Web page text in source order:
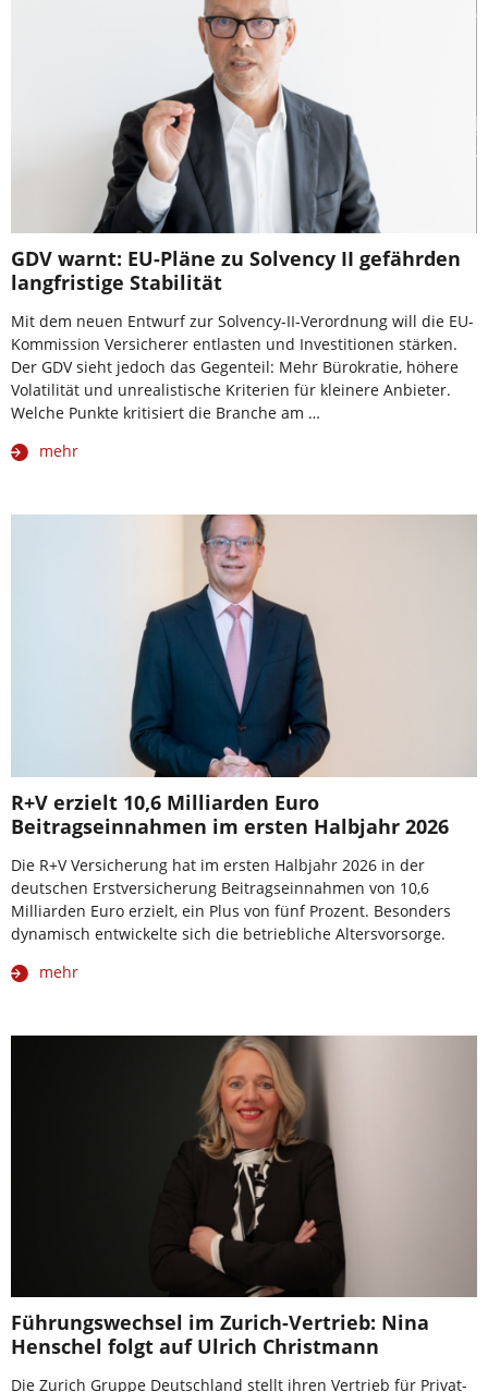
GDV warnt: EU-Pläne zu Solvency II gefährden
langfristige Stabilität
Mit dem neuen Entwurf zur Solvency-II-Verordnung will die EU-
Kommission Versicherer entlasten und Investitionen stärken.
Der GDV sieht jedoch das Gegenteil: Mehr Bürokratie, höhere
Volatilität und unrealistische Kriterien für kleinere Anbieter.
Welche Punkte kritisiert die Branche am …
mehr
R+V erzielt 10,6 Milliarden Euro
Beitragseinnahmen im ersten Halbjahr 2026
Die R+V Versicherung hat im ersten Halbjahr 2026 in der
deutschen Erstversicherung Beitragseinnahmen von 10,6
Milliarden Euro erzielt, ein Plus von fünf Prozent. Besonders
dynamisch entwickelte sich die betriebliche Altersvorsorge.
mehr
Führungswechsel im Zurich-Vertrieb: Nina
Henschel folgt auf Ulrich Christmann
Die Zurich Gruppe Deutschland stellt ihren Vertrieb für Privat-